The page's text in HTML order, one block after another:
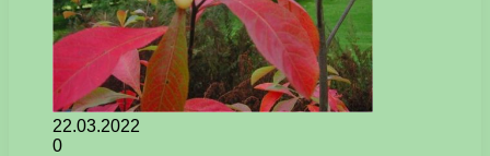
22.03.2022
0